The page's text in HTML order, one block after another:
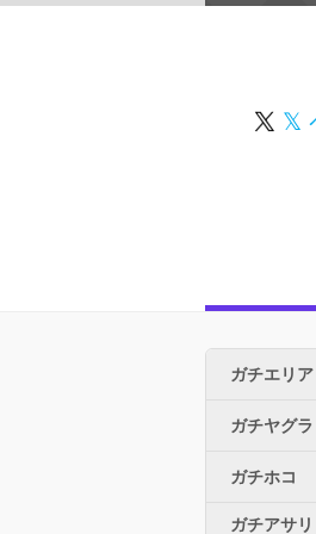
𝕏
ガチエリア
ガチヤグラ
ガチホコ
ガチアサリ